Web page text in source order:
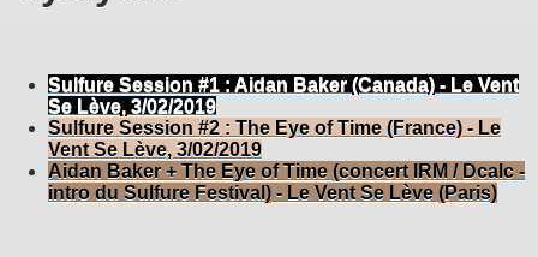
Sulfure Session #1 : Aidan Baker (Canada) - Le Vent
Se Lève, 3/02/2019
Sulfure Session #2 : The Eye of Time (France) - Le
Vent Se Lève, 3/02/2019
Aidan Baker + The Eye of Time (concert IRM / Dcalc -
intro du Sulfure Festival) - Le Vent Se Lève (Paris)